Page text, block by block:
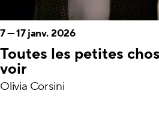
Toutes les petites
voir
7—17 janv. 2026
Olivia Corsini